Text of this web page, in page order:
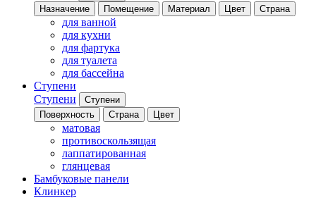
Назначение
Помещение Материал Цвет Страна
для ванной
для кухни
для фартука
для туалета
для бассейна
Ступени
Ступени
Ступени
Поверхность
Страна Цвет
матовая
противоскользящая
лаппатированная
глянцевая
Бамбуковые панели
Клинкер